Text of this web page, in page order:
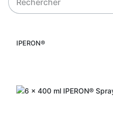
IPERON®